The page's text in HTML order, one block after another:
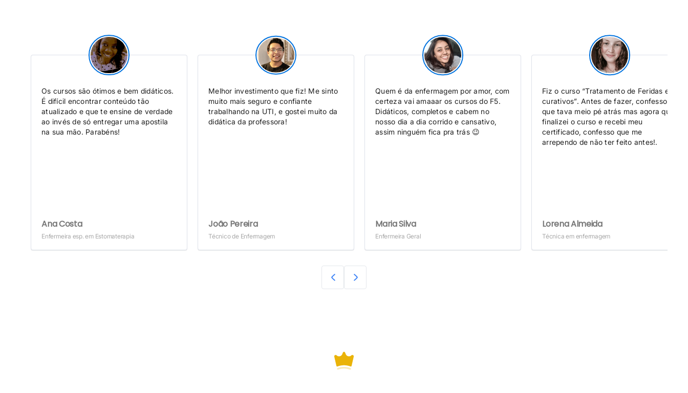
Os cursos são ótimos e bem didáticos.
É difícil encontrar conteúdo tão
atualizado e que te ensine de verdade
ao invés de só entregar uma apostila
na sua mão. Parabéns!
Ana Costa
Enfermeira esp. em Estomaterapia
Melhor investimento que fiz! Me sinto
muito mais seguro e confiante
trabalhando na UTI, e gostei muito da
didática da professora!
João Pereira
Técnico de Enfermagem
Quem é da enfermagem por amor, com
certeza vai amaaar os cursos do F5.
Didáticos, completos e cabem no
nosso dia a dia corrido e cansativo,
assim ninguém fica pra trás 😉
Maria Silva
Enfermeira Geral
Fiz o curso “Tratamento de Feridas e
curativos”. Antes de fazer, confesso
que tava meio pé atrás mas agora que
finalizei o curso e recebi meu
certificado, confesso que me
arrependo de não ter feito antes!.
Lorena Almeida
Técnica em enfermagem